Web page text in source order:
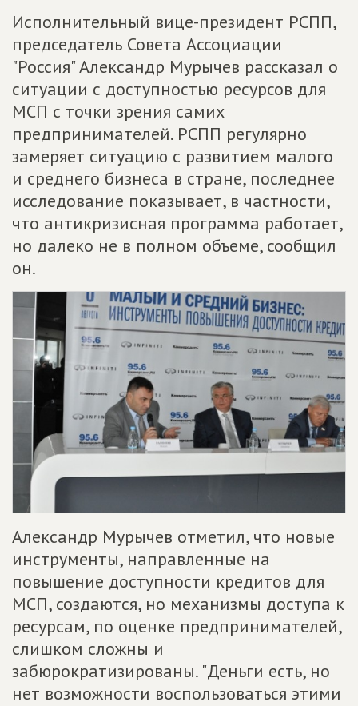
Исполнительный вице-президент РСПП,
председатель Совета Ассоциации
"Россия" Александр Мурычев рассказал о
ситуации с доступностью ресурсов для
МСП с точки зрения самих
предпринимателей. РСПП регулярно
замеряет ситуацию с развитием малого
и среднего бизнеса в стране, последнее
исследование показывает, в частности,
что антикризисная программа работает,
но далеко не в полном объеме, сообщил
он.
Александр Мурычев отметил, что новые
инструменты, направленные на
повышение доступности кредитов для
МСП, создаются, но механизмы доступа к
ресурсам, по оценке предпринимателей,
слишком сложны и
забюрократизированы. "Деньги есть, но
нет возможности воспользоваться этими